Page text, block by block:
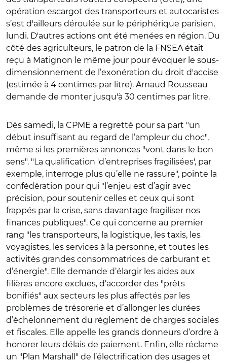
opération escargot des transporteurs et autocaristes
s’est d'ailleurs déroulée sur le périphérique parisien,
lundi. D'autres actions ont été menées en région. Du
côté des agriculteurs, le patron de la FNSEA était
reçu à Matignon le même jour pour évoquer le sous-
dimensionnement de l’exonération du droit d'accise
(estimée à 4 centimes par litre). Arnaud Rousseau
demande de monter jusqu'à 30 centimes par litre.
Dès samedi, la CPME a regretté pour sa part "un
début insuffisant au regard de l’ampleur du choc",
même si les premières annonces "vont dans le bon
sens". "La qualification 'd’entreprises fragilisées', par
exemple, interroge plus qu’elle ne rassure", pointe la
confédération pour qui "l’enjeu est d’agir avec
précision, pour soutenir celles et ceux qui sont
frappés par la crise, sans davantage fragiliser nos
finances publiques". Ce qui concerne au premier
rang "les transporteurs, la logistique, les taxis, les
voyagistes, les services à la personne, et toutes les
activités grandes consommatrices de carburant et
d’énergie". Elle demande d’élargir les aides aux
filières encore exclues, d’accorder des "prêts
bonifiés" aux secteurs les plus affectés par les
problèmes de trésorerie et d’allonger les durées
d’échelonnement du règlement de charges sociales
et fiscales. Elle appelle les grands donneurs d’ordre à
honorer leurs délais de paiement. Enfin, elle réclame
un "Plan Marshall" de l’électrification des usages et